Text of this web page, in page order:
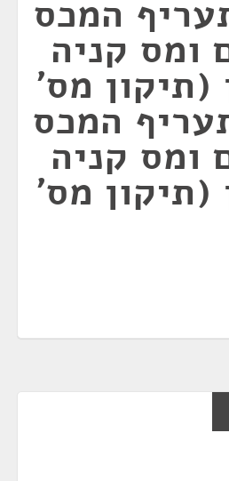
תעריף המכס
ומס קניה
(תיקון מס'
תעריף המכס
ומס קניה
(תיקון מס'